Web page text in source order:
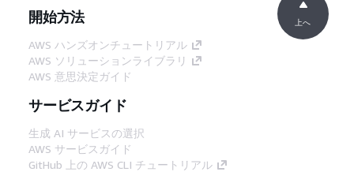
開始方法
AWS ハンズオンチュートリアル
AWS ソリューションライブラリ
AWS 意思決定ガイド
サービスガイド
生成 AI サービスの選択
AWS サービスガイド
GitHub 上の AWS CLI チュートリアル
上へ